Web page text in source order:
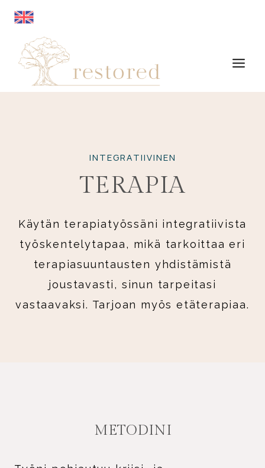
Siirry
INTEGRATIIVINEN
TERAPIA
Käytän terapiatyössäni integratiivista
työskentelytapaa, mikä tarkoittaa eri
terapiasuuntausten yhdistämistä
joustavasti, sinun tarpeitasi
vastaavaksi. Tarjoan myös etäterapiaa.
METODINI